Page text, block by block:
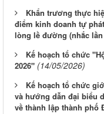
Khẩn trương thực
điểm kinh doanh tự
lòng lề đường (nhắc lần
Kế hoạch tổ chức
2026" (14/05/2026)
Kế hoạch tổ chức
và hướng dẫn đại biểu
về thành lập thành phố